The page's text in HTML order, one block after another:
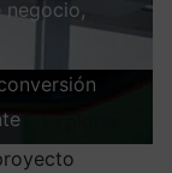
negocio,